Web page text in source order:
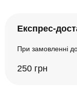
Експрес-
При замовленні
250 грн